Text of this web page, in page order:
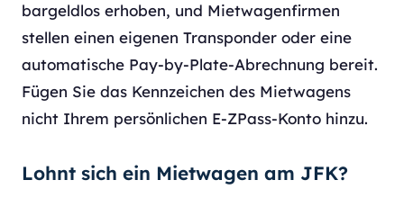
bargeldlos erhoben, und Mietwagenfirmen
stellen einen eigenen Transponder oder eine
automatische Pay-by-Plate-Abrechnung bereit.
Fügen Sie das Kennzeichen des Mietwagens
nicht Ihrem persönlichen E-ZPass-Konto hinzu.
Lohnt sich ein Mietwagen am JFK?